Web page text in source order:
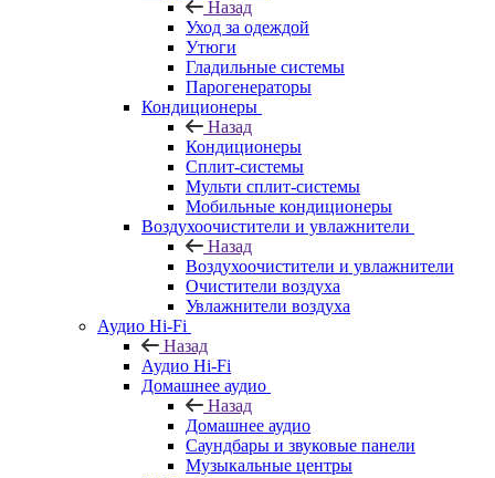
Назад
Уход за одеждой
Утюги
Гладильные системы
Парогенераторы
Кондиционеры
Назад
Кондиционеры
Сплит-системы
Мульти сплит-системы
Мобильные кондиционеры
Воздухоочистители и увлажнители
Назад
Воздухоочистители и увлажнители
Очистители воздуха
Увлажнители воздуха
Аудио Hi-Fi
Назад
Аудио Hi-Fi
Домашнее аудио
Назад
Домашнее аудио
Саундбары и звуковые панели
Музыкальные центры